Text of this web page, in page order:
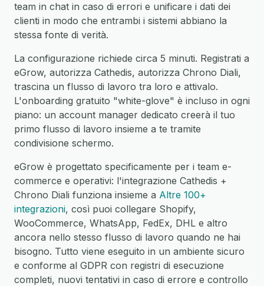
team in chat in caso di errori e unificare i dati dei
clienti in modo che entrambi i sistemi abbiano la
stessa fonte di verità.
La configurazione richiede circa 5 minuti. Registrati a
eGrow, autorizza Cathedis, autorizza Chrono Diali,
trascina un flusso di lavoro tra loro e attivalo.
L'onboarding gratuito "white-glove" è incluso in ogni
piano: un account manager dedicato creerà il tuo
primo flusso di lavoro insieme a te tramite
condivisione schermo.
eGrow è progettato specificamente per i team e-
commerce e operativi: l'integrazione Cathedis +
Chrono Diali funziona insieme a Altre 100+
integrazioni, così puoi collegare Shopify,
WooCommerce, WhatsApp, FedEx, DHL e altro
ancora nello stesso flusso di lavoro quando ne hai
bisogno. Tutto viene eseguito in un ambiente sicuro
e conforme al GDPR con registri di esecuzione
completi, nuovi tentativi in caso di errore e controllo